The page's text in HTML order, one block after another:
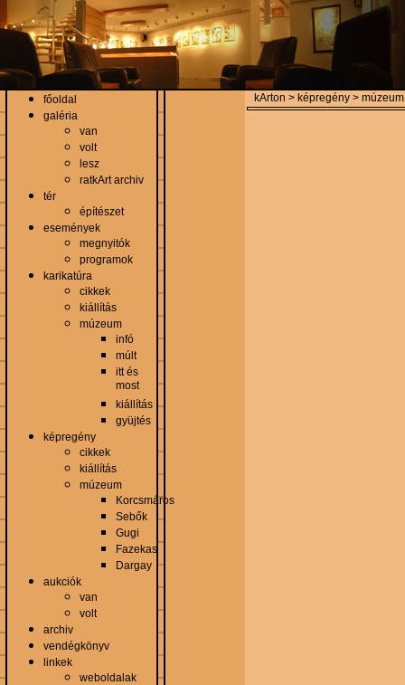
főoldal
galéria
van
volt
lesz
ratkArt archiv
tér
építészet
események
megnyitók
programok
karikatúra
cikkek
kiállítás
múzeum
infó
múlt
itt és
most
kiállítás
gyüjtés
képregény
cikkek
kiállítás
múzeum
Korcsmáros
Sebők
Gugi
Fazekas
Dargay
aukciók
van
volt
archiv
vendégkönyv
linkek
weboldalak
kArton > képregény >